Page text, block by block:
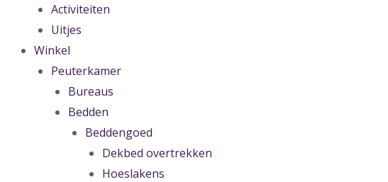
Activiteiten
Uitjes
Winkel
Peuterkamer
Bureaus
Bedden
Beddengoed
Dekbed overtrekken
Hoeslakens